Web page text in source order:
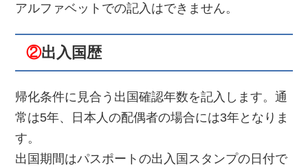
アルファベットでの記入はできません。
②出入国歴
帰化条件に見合う出国確認年数を記入します。通
常は5年、日本人の配偶者の場合には3年となりま
す。
出国期間はパスポートの出入国スタンプの日付で